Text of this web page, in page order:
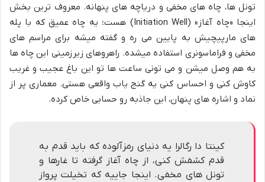
تونل ها، چاه های مخفی و دریاچه های پنهانه. معروف ترین بخش
اینجا «چاه آغاز» (Initiation Well) هست؛ یه چاه عمیق که با پله
های مارپیچیش به پایین می ره و گفته میشه برای مراسم های
مخفی و فراماسونری استفاده میشده. راهروهای زیرزمینی این چاه ها
به هم وصل میشن و می تونی ساعت ها تو این باغ عجیب و غریب
کاوش کنی و احساس کنی یه گنج یاب واقعی هستی. معماری پر از
نماد و اشاره های پنهان، این جاذبه رو حسابی خاص کرده.
کینتا دا رگالرا یه دنیای رمزآلوده که باید قدم به
قدم کشفش کنی، از چاه آغاز گرفته تا غارها و
تونل های مخفی. اینجا جاییه که تخیلت پرواز